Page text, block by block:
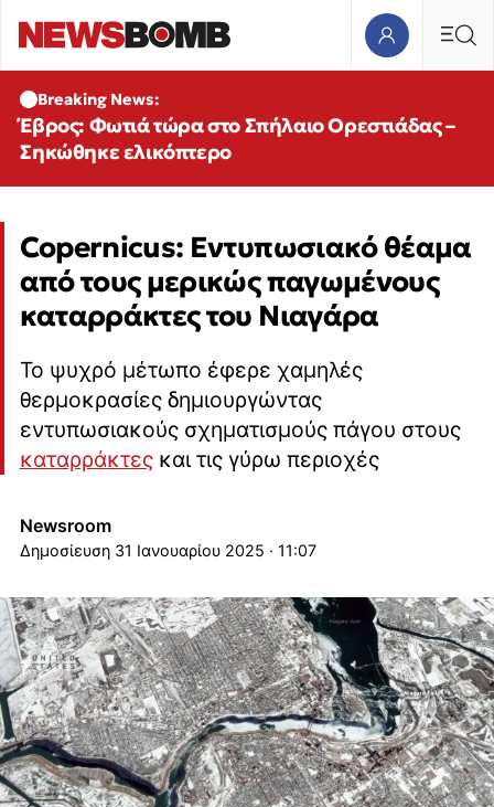
Breaking News:
Έβρος: Φωτιά τώρα στο Σπήλαιο Ορεστιάδας –
Σηκώθηκε ελικόπτερο
Copernicus: Εντυπωσιακό θέαμα
από τους μερικώς παγωμένους
καταρράκτες του Νιαγάρα
Το ψυχρό μέτωπο έφερε χαμηλές
θερμοκρασίες δημιουργώντας
εντυπωσιακούς σχηματισμούς πάγου στους
καταρράκτεςκαι τις γύρω περιοχές
Newsroom
31 Ιανουαρίου 2025 · 11:07